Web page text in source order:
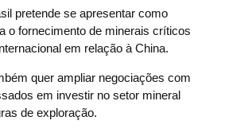
pretende se apresentar como
o fornecimento de minerais críticos
em relação à China.
quer ampliar negociações com
em investir no setor mineral
de exploração.